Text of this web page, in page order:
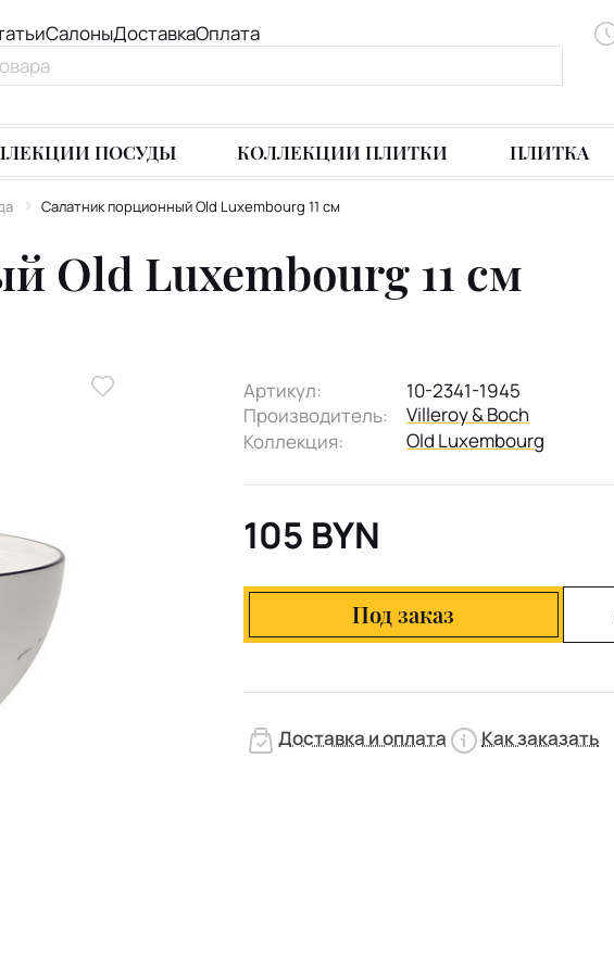
СалоныДоставкаОплата
ПОСУДЫ КОЛЛЕКЦИИ ПЛИТКИ ПЛИТКА
Салатник порционный Old Luxembourg 11 см
Old Luxembourg 11 см
Артикул:
10-2341-1945
Производитель:
Villeroy & Boch
Коллекция:
Old Luxembourg
105 BYN
Под заказ
Доставка и оплата Как заказать